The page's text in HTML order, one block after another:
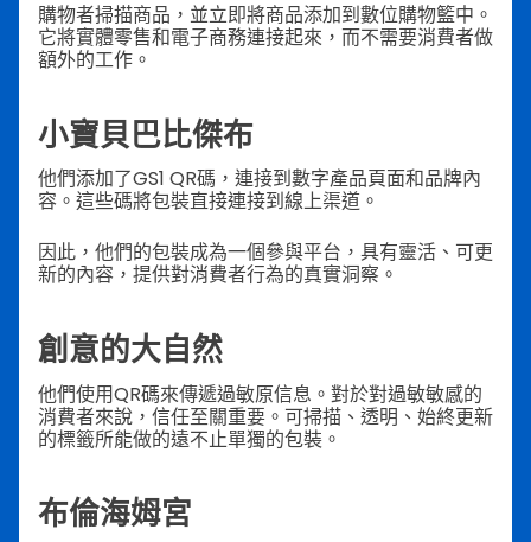
購物者掃描商品，並立即將商品添加到數位購物籃中。
它將實體零售和電子商務連接起來，而不需要消費者做
額外的工作。
小寶貝巴比傑布
他們添加了GS1 QR碼，連接到數字產品頁面和品牌內
容。這些碼將包裝直接連接到線上渠道。
因此，他們的包裝成為一個參與平台，具有靈活、可更
新的內容，提供對消費者行為的真實洞察。
創意的大自然
他們使用QR碼來傳遞過敏原信息。對於對過敏敏感的
消費者來說，信任至關重要。可掃描、透明、始終更新
的標籤所能做的遠不止單獨的包裝。
布倫海姆宮